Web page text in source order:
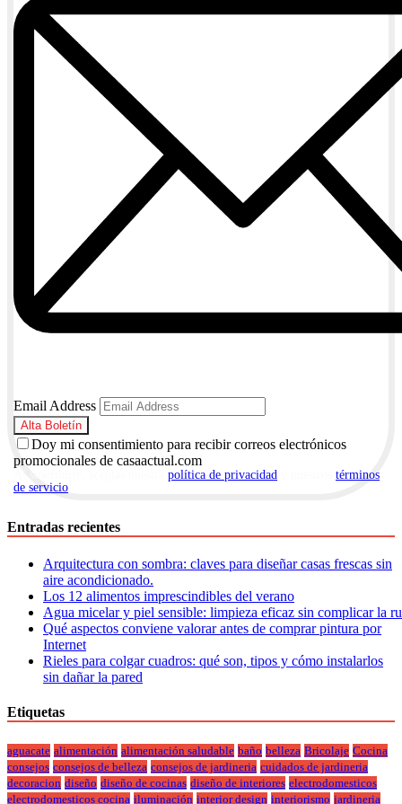
Email Address
Doy mi consentimiento para recibir correos electrónicos
promocionales de casaactual.com
política de privacidad
términos
de servicio
Entradas recientes
Arquitectura con sombra: claves para diseñar casas frescas sin
aire acondicionado.
Los 12 alimentos imprescindibles del verano
Agua micelar y piel sensible: limpieza eficaz sin complicar la
Qué aspectos conviene valorar antes de comprar pintura por
Internet
Rieles para colgar cuadros: qué son, tipos y cómo instalarlos
sin dañar la pared
Etiquetas
aguacate alimentación alimentación saludable baño belleza Bricolaje Cocina
consejos consejos de belleza consejos de jardineria cuidados de jardineria
decoracion diseño diseño de cocinas diseño de interiores electrodomesticos
electrodomesticos cocina iluminación interior design interiorismo jardineria